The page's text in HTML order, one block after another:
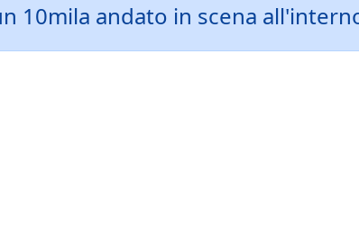
10mila andato in scena